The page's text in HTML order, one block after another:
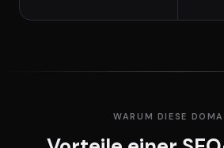
WARUM DIESE